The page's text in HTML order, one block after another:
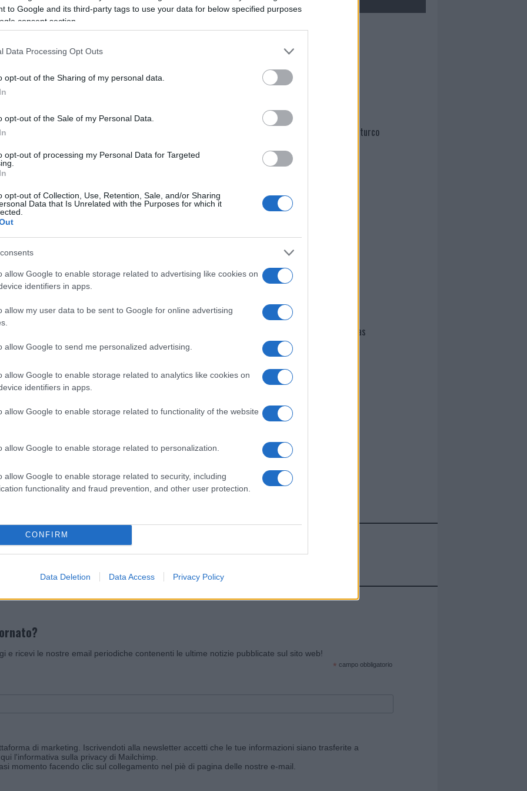
to Google and its third-party tags to use your data for below specified purposes
consent section.
Data Processing Opt Outs
opt-out of the Sharing of my personal data.
opt-out of the Sale of my Personal Data.
opt-out of processing my Personal Data for Targeted
opt-out of Collection, Use, Retention, Sale, and/or Sharing
Data that Is Unrelated with the Purposes for which it
allow Google to enable storage related to advertising like cookies on
identifiers in apps.
allow my user data to be sent to Google for online advertising
allow Google to send me personalized advertising.
allow Google to enable storage related to analytics like cookies on
identifiers in apps.
allow Google to enable storage related to functionality of the website
allow Google to enable storage related to personalization.
allow Google to enable storage related to security, including
functionality and fraud prevention, and other user protection.
CONFIRM
Data Deletion Data Access Privacy Policy
nella sezioneLogindal menù del sito o
i tuoi video e le tue foto
+39 345 356 7512
di GalluraOggi.it
news da
Prossimo articolo
Mario Malu
Paolo Pinna
Martina Agostina Diturco
I nostri cari
Giovannimaria Cabras
Invia un Comunicato Stampa|Pubblicità|Segnala
e ricevi le nostre email periodiche contenenti le ultime notizie pubblicate sul sito web!
* campo obbligatorio
di marketing. Iscrivendoti alla newsletter accetti che le tue informazioni siano trasferite a
l'informativa sulla privacy di Mailchimp
momento facendo clic sul collegamento nel piè di pagina delle nostre e-mail.